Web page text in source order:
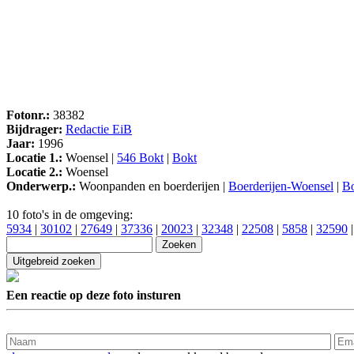
Fotonr.: 38382
Bijdrager: Redactie EiB
Jaar: 1996
Locatie 1.: Woensel | 546 Bokt| Bokt
Locatie 2.: Woensel
Onderwerp.: Woonpanden en boerderijen | Boerderijen-Woensel
10 foto's in de omgeving:
5934
30102 27649 37336 20023 32348 22508 5858 32590
Een reactie op deze foto insturen